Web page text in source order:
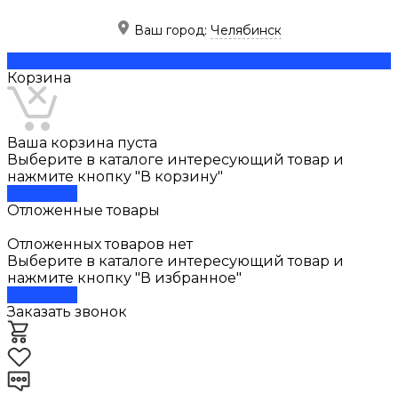
Ваш город: Челябинск
Корзина
Ваша корзина пуста
Выберите в каталоге интересующий товар и
нажмите кнопку "В корзину"
Отложенные товары
Отложенных товаров нет
Выберите в каталоге интересующий товар и
нажмите кнопку "В избранное"
Заказать звонок